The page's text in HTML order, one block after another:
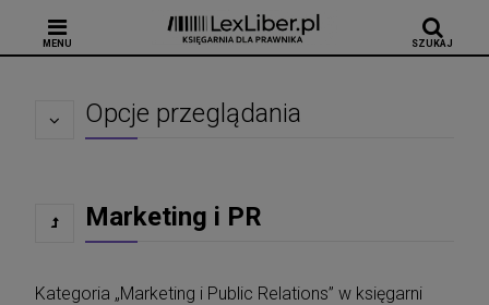
MENU SZUKAJ
Opcje przeglądania
Marketing i PR
Kategoria „Marketing i Public Relations” w księgarni